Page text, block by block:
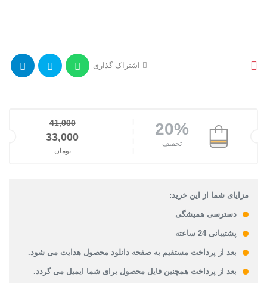
اشتراک گذاری
20%
تخفیف
41,000
قیمت اصلی: 41,000تومان بود.
33,000
تومان
مزایای شما از این خرید:
دسترسی همیشگی
پشتیبانی 24 ساعته
بعد از پرداخت مستقیم به صفحه دانلود محصول هدایت می شود.
بعد از پرداخت همچنین فایل محصول برای شما ایمیل می گردد.